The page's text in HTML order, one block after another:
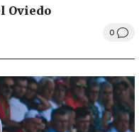
Oviedo
0